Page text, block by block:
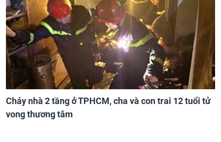
Cháy nhà 2 tầng ở TPHCM, cha và con trai 12 tuổi tử
vong thương tâm